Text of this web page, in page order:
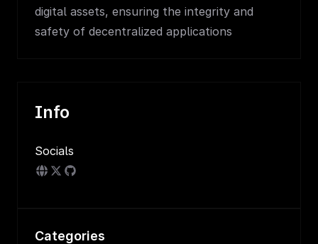
digital assets, ensuring the integrity and
safety of decentralized applications
Info
Socials
Categories